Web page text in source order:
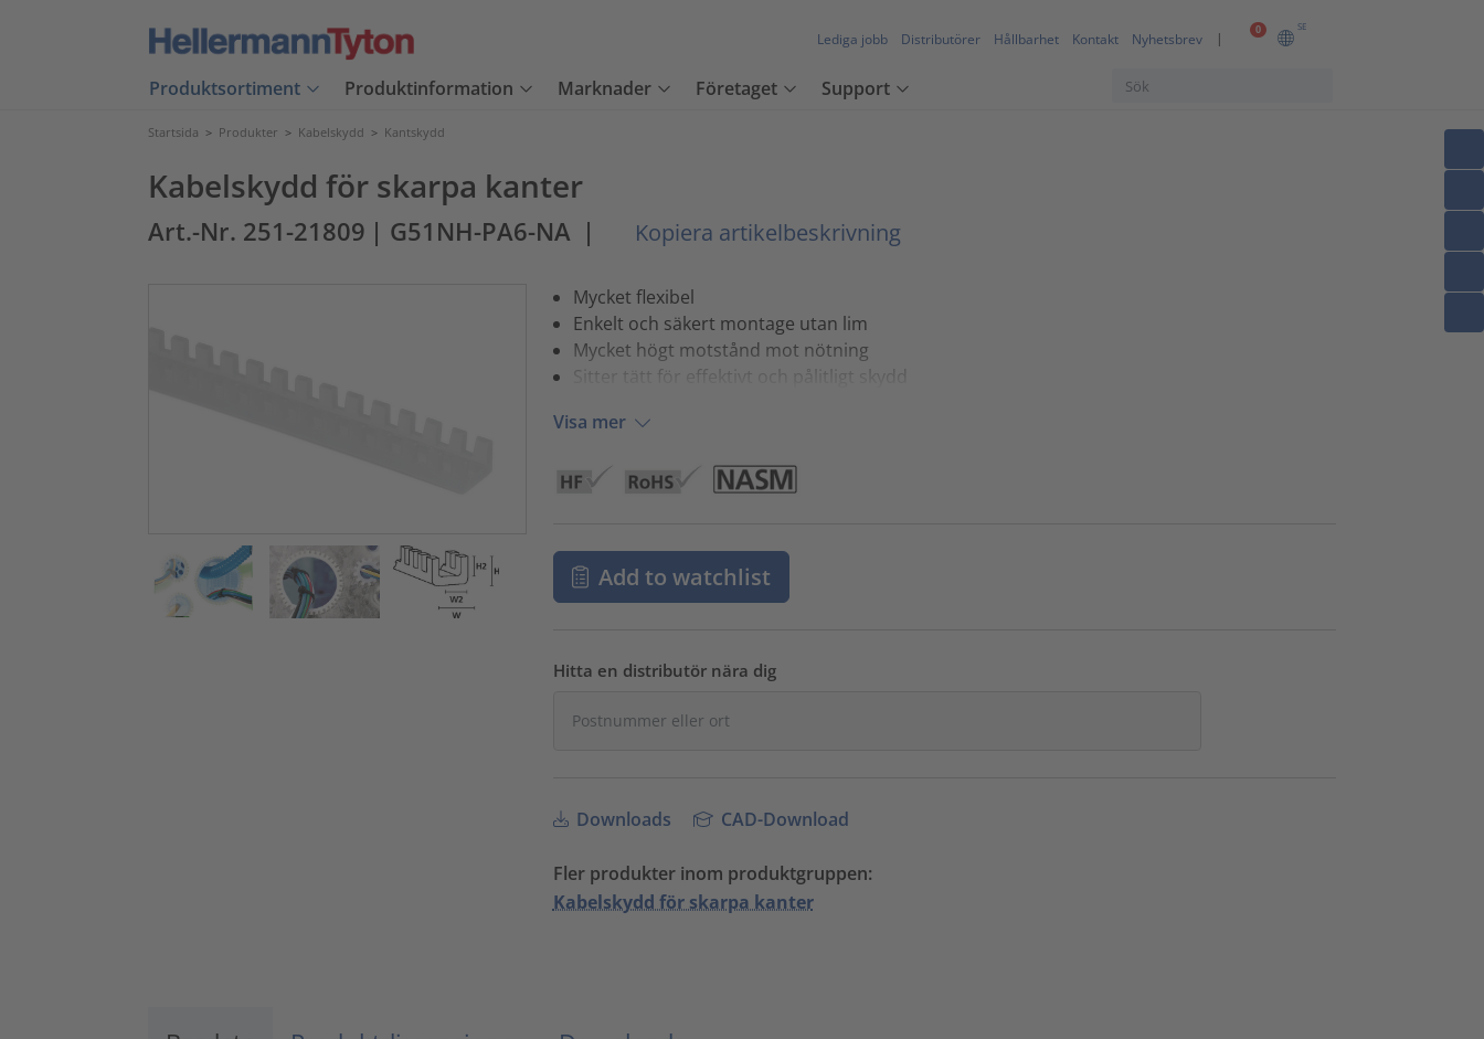
0 SE
Lediga jobb Distributörer Hållbarhet Kontakt Nyhetsbrev
Produktsortiment Produktinformation Marknader Företaget Support
Startsida > Produkter > Kabelskydd > Kantskydd
Kabelskydd för skarpa kanter
Art.-Nr. 251-21809 | G51NH-PA6-NA | Kopiera artikelbeskrivning
Mycket flexibel
Enkelt och säkert montage utan lim
Mycket högt motstånd mot nötning
Sitter tätt för effektivt och pålitligt skydd
Visa mer
Add to watchlist
Hitta en distributör nära dig
Downloads CAD-Download
Fler produkter inom produktgruppen:
Kabelskydd för skarpa kanter